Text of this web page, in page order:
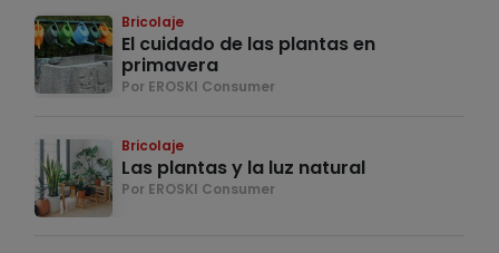
Bricolaje
El cuidado de las plantas en
primavera
Por EROSKI Consumer
Bricolaje
Las plantas y la luz natural
Por EROSKI Consumer